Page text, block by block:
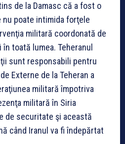
de la Damasc că a fost o
nu poate intimida forţele
militară coordonată de
toată lumea. Teheranul
sunt responsabili pentru
Externe de la Teheran a
militară împotriva
militară în Siria
de securitate şi această
când Iranul va fi îndepărtat